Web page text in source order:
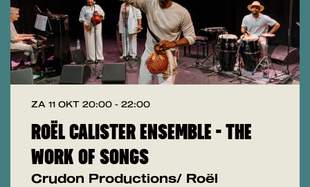
ROËL CALISTER ENSEMBLE - THE
WORK OF SONGS
Crudon Productions/ Roël
ZA 11 OKT 20:00 - 22:00